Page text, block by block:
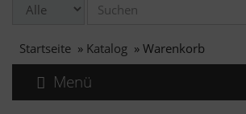
Startseite » Katalog » Warenkorb
Menü